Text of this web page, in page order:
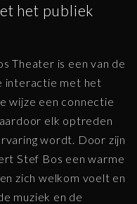
het publiek
Theater is een van de
interactie met het
wijze een connectie
elk optreden
wordt. Door zijn
Stef Bos een warme
zich welkom voelt en
muziek en de